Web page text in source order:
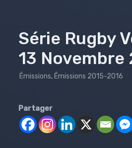
Série Rugby
13 Novembre
Émissions, Émissions 2015-2016
Partager